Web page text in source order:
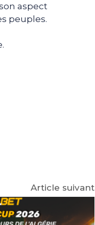
aspect
peuples.
Article suivant